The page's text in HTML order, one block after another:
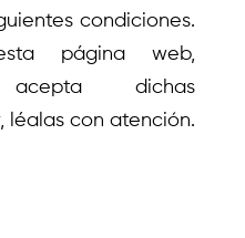
condiciones.
página web,
acepta dichas
léalas con atención.